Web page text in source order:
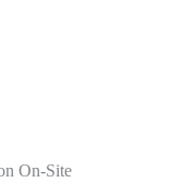
On-Site